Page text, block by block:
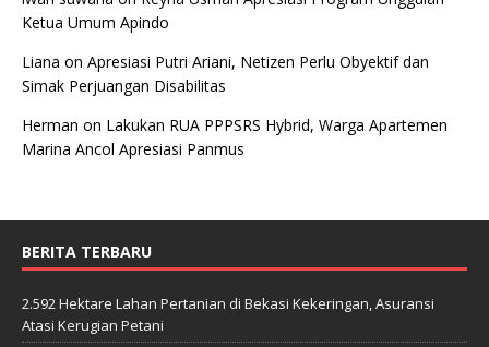
Ketua Umum Apindo
Liana on Apresiasi Putri Ariani, Netizen Perlu Obyektif dan
Simak Perjuangan Disabilitas
Herman on Lakukan RUA PPPSRS Hybrid, Warga Apartemen
Marina Ancol Apresiasi Panmus
BERITA TERBARU
2.592 Hektare Lahan Pertanian di Bekasi Kekeringan, Asuransi
Atasi Kerugian Petani